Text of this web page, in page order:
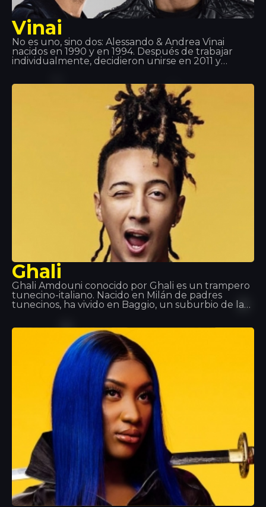
Vinai
No es uno, sino dos: Alessando & Andrea Vinai
nacidos en 1990 y en 1994. Después de trabajar
individualmente, decidieron unirse en 2011 y
otros… Después de distintos éxitos Vinai
juntamente con DVBBS han lanzado la canción
Raveology mediante Billboard, la mejor plataforma
Ghali
Ghali Amdouni conocido por Ghali es un trampero
tunecino-italiano. Nacido en Milán de padres
tunecinos, ha vivido en Baggio, un suburbio de la
en parte de Troupe D’Elite, que también incluía al
rapero Er Nyah (más tarde conocido como Ernia), la
cantante Maite y el productor Fonzie (más tarde
conocido como Fawzi). El mismo año, recibió una
invitación del rapero Gué Pequeno, para firmar
con la discográfica Tanta Roba y realizó una gira
con Fedez.